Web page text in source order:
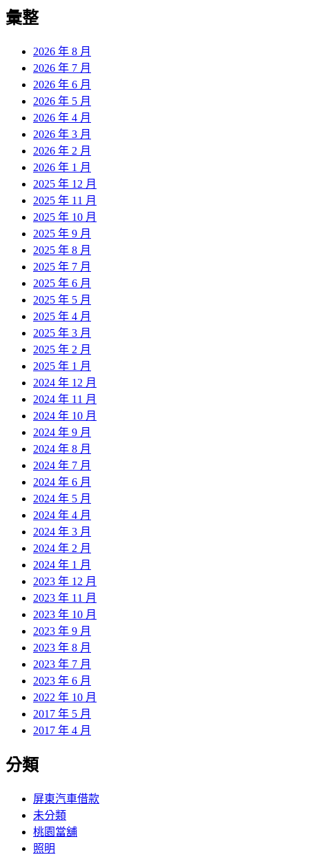
彙整
2026 年 8 月
2026 年 7 月
2026 年 6 月
2026 年 5 月
2026 年 4 月
2026 年 3 月
2026 年 2 月
2026 年 1 月
2025 年 12 月
2025 年 11 月
2025 年 10 月
2025 年 9 月
2025 年 8 月
2025 年 7 月
2025 年 6 月
2025 年 5 月
2025 年 4 月
2025 年 3 月
2025 年 2 月
2025 年 1 月
2024 年 12 月
2024 年 11 月
2024 年 10 月
2024 年 9 月
2024 年 8 月
2024 年 7 月
2024 年 6 月
2024 年 5 月
2024 年 4 月
2024 年 3 月
2024 年 2 月
2024 年 1 月
2023 年 12 月
2023 年 11 月
2023 年 10 月
2023 年 9 月
2023 年 8 月
2023 年 7 月
2023 年 6 月
2022 年 10 月
2017 年 5 月
2017 年 4 月
分類
屏東汽車借款
未分類
桃園當舖
照明